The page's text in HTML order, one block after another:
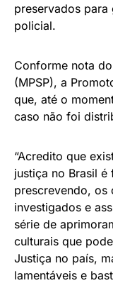
preservados
policial.
Conforme nota
(MPSP), a
que, até o
caso não foi
“Acredito que
justiça no Brasil
prescrevendo, os
investigados e
série de
culturais que
Justiça no país,
lamentáveis e